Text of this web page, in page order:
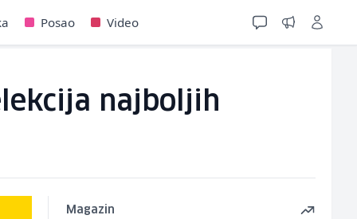
Posao Video
najboljih
Magazin